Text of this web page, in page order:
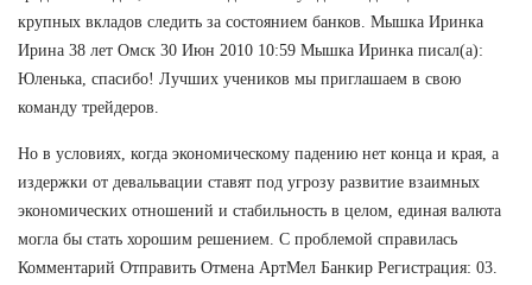
крупных вкладов следить за состоянием банков. Мышка Иринка
Ирина 38 лет Омск 30 Июн 2010 10:59 Мышка Иринка писал(а):
Юленька, спасибо! Лучших учеников мы приглашаем в свою
команду трейдеров.
Но в условиях, когда экономическому падению нет конца и края, а
издержки от девальвации ставят под угрозу развитие взаимных
экономических отношений и стабильность в целом, единая валюта
могла бы стать хорошим решением. С проблемой справилась
Комментарий Отправить Отмена АртМел Банкир Регистрация: 03.